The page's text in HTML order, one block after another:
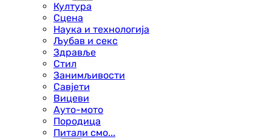
Култура
Сцена
Наука и технологија
Љубав и секс
Здравље
Стил
Занимљивости
Савјети
Вицеви
Ауто-мото
Породица
Питали смо...